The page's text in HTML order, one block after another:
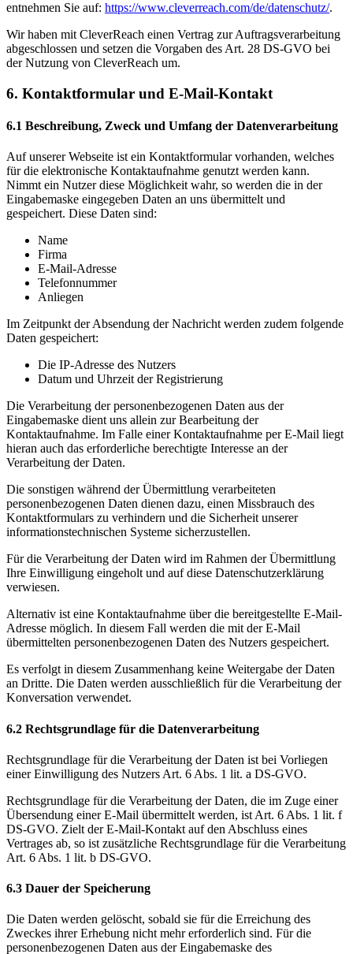
entnehmen Sie auf: https://www.cleverreach.com/de/datenschutz/.
Wir haben mit CleverReach einen Vertrag zur Auftragsverarbeitung
abgeschlossen und setzen die Vorgaben des Art. 28 DS-GVO bei
der Nutzung von CleverReach um.
6. Kontaktformular und E-Mail-Kontakt
6.1 Beschreibung, Zweck und Umfang der Datenverarbeitung
Auf unserer Webseite ist ein Kontaktformular vorhanden, welches
für die elektronische Kontaktaufnahme genutzt werden kann.
Nimmt ein Nutzer diese Möglichkeit wahr, so werden die in der
Eingabemaske eingegeben Daten an uns übermittelt und
gespeichert. Diese Daten sind:
Name
Firma
E-Mail-Adresse
Telefonnummer
Anliegen
Im Zeitpunkt der Absendung der Nachricht werden zudem folgende
Daten gespeichert:
Die IP-Adresse des Nutzers
Datum und Uhrzeit der Registrierung
Die Verarbeitung der personenbezogenen Daten aus der
Eingabemaske dient uns allein zur Bearbeitung der
Kontaktaufnahme. Im Falle einer Kontaktaufnahme per E-Mail liegt
hieran auch das erforderliche berechtigte Interesse an der
Verarbeitung der Daten.
Die sonstigen während der Übermittlung verarbeiteten
personenbezogenen Daten dienen dazu, einen Missbrauch des
Kontaktformulars zu verhindern und die Sicherheit unserer
informationstechnischen Systeme sicherzustellen.
Für die Verarbeitung der Daten wird im Rahmen der Übermittlung
Ihre Einwilligung eingeholt und auf diese Datenschutzerklärung
verwiesen.
Alternativ ist eine Kontaktaufnahme über die bereitgestellte E-Mail-
Adresse möglich. In diesem Fall werden die mit der E-Mail
übermittelten personenbezogenen Daten des Nutzers gespeichert.
Es verfolgt in diesem Zusammenhang keine Weitergabe der Daten
an Dritte. Die Daten werden ausschließlich für die Verarbeitung der
Konversation verwendet.
6.2 Rechtsgrundlage für die Datenverarbeitung
Rechtsgrundlage für die Verarbeitung der Daten ist bei Vorliegen
einer Einwilligung des Nutzers Art. 6 Abs. 1 lit. a DS-GVO.
Rechtsgrundlage für die Verarbeitung der Daten, die im Zuge einer
Übersendung einer E-Mail übermittelt werden, ist Art. 6 Abs. 1 lit. f
DS-GVO. Zielt der E-Mail-Kontakt auf den Abschluss eines
Vertrages ab, so ist zusätzliche Rechtsgrundlage für die Verarbeitung
Art. 6 Abs. 1 lit. b DS-GVO.
6.3 Dauer der Speicherung
Die Daten werden gelöscht, sobald sie für die Erreichung des
Zweckes ihrer Erhebung nicht mehr erforderlich sind. Für die
personenbezogenen Daten aus der Eingabemaske des